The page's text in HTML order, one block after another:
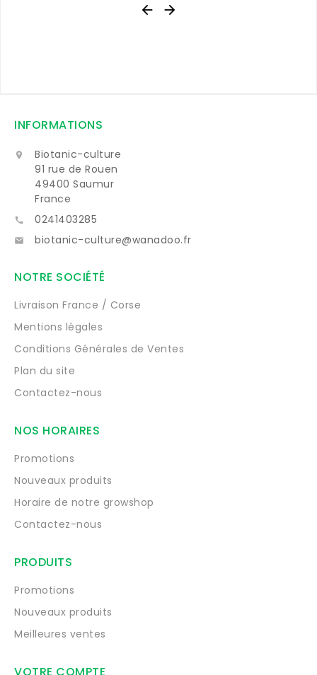
 
INFORMATIONS

Biotanic-culture
91 rue de Rouen
49400 Saumur
France
 0241403285
 biotanic-culture@wanadoo.fr
NOTRE SOCIÉTÉ
Livraison France / Corse
Mentions légales
Conditions Générales de Ventes
Plan du site
Contactez-nous
NOS HORAIRES
Promotions
Nouveaux produits
Horaire de notre growshop
Contactez-nous
PRODUITS
Promotions
Nouveaux produits
Meilleures ventes